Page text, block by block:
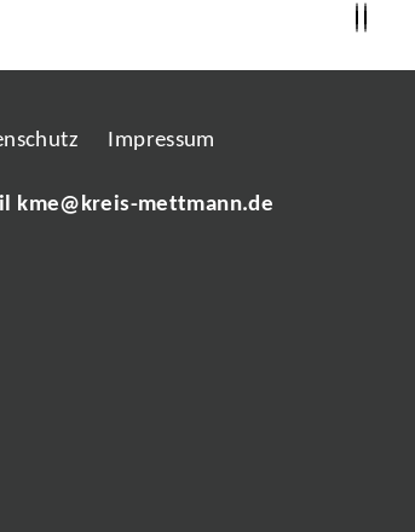
Impressum
kme@kreis-mettmann.de